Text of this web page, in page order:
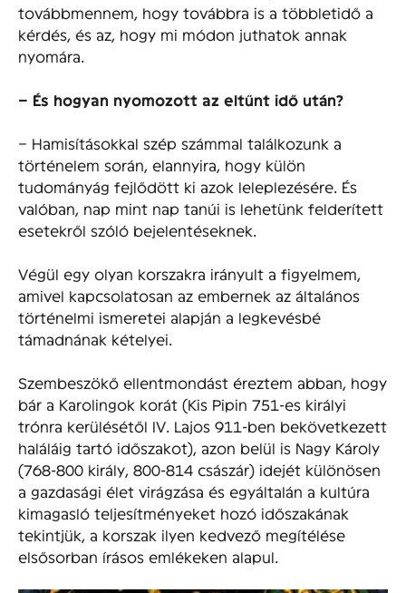
továbbmennem, hogy továbbra is a többletidő a
kérdés, és az, hogy mi módon juthatok annak
nyomára.
– És hogyan nyomozott az eltűnt idő után?
– Hamisításokkal szép számmal találkozunk a
történelem során, elannyira, hogy külön
tudományág fejlődött ki azok leleplezésére. És
valóban, nap mint nap tanúi is lehetünk felderített
esetekről szóló bejelentéseknek.
Végül egy olyan korszakra irányult a figyelmem,
amivel kapcsolatosan az embernek az általános
történelmi ismeretei alapján a legkevésbé
támadnának kételyei.
Szembeszökő ellentmondást éreztem abban, hogy
bár a Karolingok korát (Kis Pipin 751-es királyi
trónra kerülésétől IV. Lajos 911-ben bekövetkezett
haláláig tartó időszakot), azon belül is Nagy Károly
(768-800 király, 800-814 császár) idejét különösen
a gazdasági élet virágzása és egyáltalán a kultúra
kimagasló teljesítményeket hozó időszakának
tekintjük, a korszak ilyen kedvező megítélése
elsősorban írásos emlékeken alapul.